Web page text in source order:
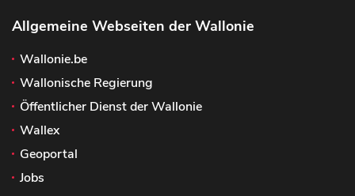
Allgemeine Webseiten der Wallonie
Wallonie.be
Wallonische Regierung
Öffentlicher Dienst der Wallonie
Wallex
Geoportal
Jobs